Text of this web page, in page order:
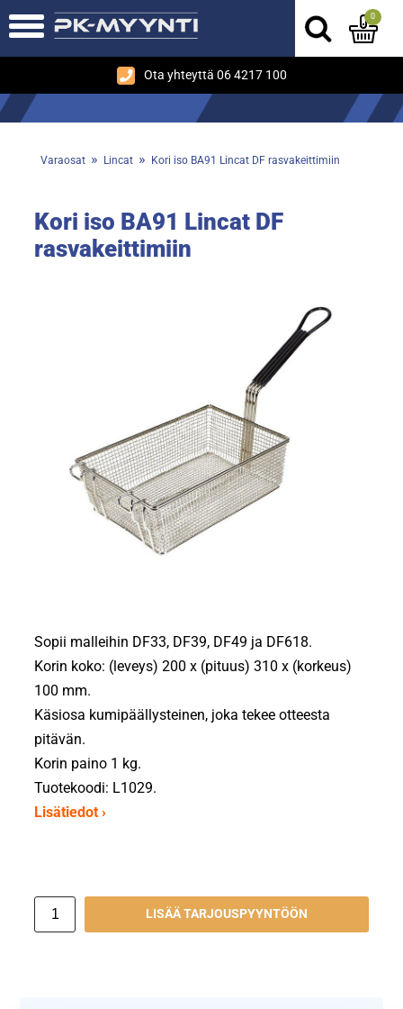
Ota yhteyttä 06 4217 100
0
Varaosat » Lincat » Kori iso BA91 Lincat DF rasvakeittimiin
Kori iso BA91 Lincat DF
rasvakeittimiin
Sopii malleihin DF33, DF39, DF49 ja DF618.
Korin koko: (leveys) 200 x (pituus) 310 x (korkeus)
100 mm.
Käsiosa kumipäällysteinen, joka tekee otteesta
pitävän.
Korin paino 1 kg.
Tuotekoodi: L1029.
Lisätiedot ›
LISÄÄ TARJOUSPYYNTÖÖN